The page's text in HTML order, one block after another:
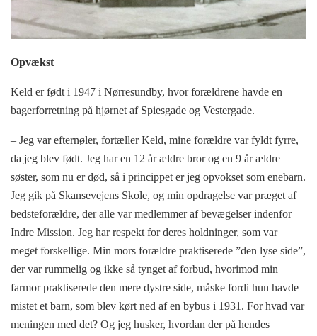
Opvækst
Keld er født i 1947 i Nørresundby, hvor forældrene havde en
bagerforretning på hjørnet af Spiesgade og Vestergade.
– Jeg var efternøler, fortæller Keld, mine forældre var fyldt fyrre,
da jeg blev født. Jeg har en 12 år ældre bror og en 9 år ældre
søster, som nu er død, så i princippet er jeg opvokset som enebarn.
Jeg gik på Skansevejens Skole, og min opdragelse var præget af
bedsteforældre, der alle var medlemmer af bevægelser indenfor
Indre Mission. Jeg har respekt for deres holdninger, som var
meget forskellige. Min mors forældre praktiserede ”den lyse side”,
der var rummelig og ikke så tynget af forbud, hvorimod min
farmor praktiserede den mere dystre side, måske fordi hun havde
mistet et barn, som blev kørt ned af en bybus i 1931. For hvad var
meningen med det? Og jeg husker, hvordan der på hendes